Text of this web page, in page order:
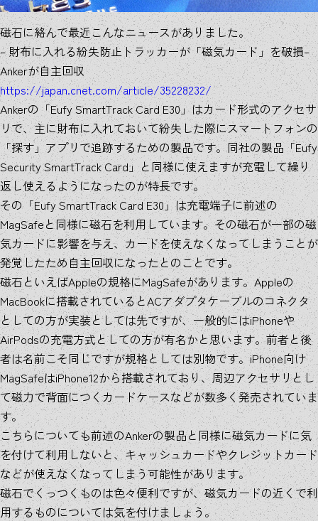
磁石に絡んで最近こんなニュースがありました。
– 財布に入れる紛失防止トラッカーが「磁気カード」を破損–
Ankerが自主回収
https://japan.cnet.com/article/35228232/
Ankerの「Eufy SmartTrack Card E30」はカード形式のアクセサ
リで、主に財布に入れておいて紛失した際にスマートフォンの
「探す」アプリで追跡するための製品です。同社の製品「Eufy
Security SmartTrack Card」と同様に使えますが充電して繰り
返し使えるようになったのが特長です。
その「Eufy SmartTrack Card E30」は充電端子に前述の
MagSafeと同様に磁石を利用しています。その磁石が一部の磁
気カードに影響を与え、カードを使えなくなってしまうことが
発覚したため自主回収になったとのことです。
磁石といえばAppleの規格にMagSafeがあります。Appleの
MacBookに搭載されているとACアダプタケーブルのコネクタ
としての方が実装としては先ですが、一般的にはiPhoneや
AirPodsの充電方式としての方が有名かと思います。前者と後
者は名前こそ同じですが規格としては別物です。iPhone向け
MagSafeはiPhone12から搭載されており、周辺アクセサリとし
て磁力で背面につくカードケースなどが数多く発売されていま
す。
こちらについても前述のAnkerの製品と同様に磁気カードに気
を付けて利用しないと、キャッシュカードやクレジットカード
などが使えなくなってしまう可能性があります。
磁石でくっつくものは色々便利ですが、磁気カードの近くで利
用するものについては気を付けましょう。